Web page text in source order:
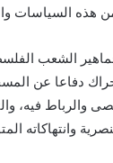
من هذه السياسات
الشعب
دفاعا عن
والرباط فيه،
وانتهاكاته